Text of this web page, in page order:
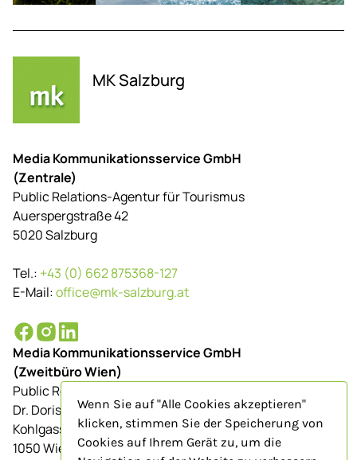
MK Salzburg
Media Kommunikationsservice GmbH
(Zentrale)
Public Relations-Agentur für Tourismus
Auerspergstraße 42
5020 Salzburg
Tel.: +43 (0) 662 875368-127
E-Mail:office@mk-salzburg.at
Media Kommunikationsservice GmbH
(Zweitbüro Wien)
Public Relations-Agentur für Tourismus
Dr. Doris Schenkenfelder
Kohlgasse 9/Top 23
1050 Wien
Wenn Sie auf "Alle Cookies akzeptieren"
klicken, stimmen Sie der Speicherung von
Cookies auf Ihrem Gerät zu, um die